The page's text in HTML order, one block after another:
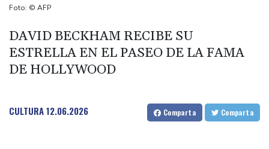
De la Espriella asume en Colombia como aliado de Trump en
Francia aconseja aislamiento a los contactos del francoargentino
positivo en hantavirus
La policía española desarticula una red criminal especializada en
Cinco personas detenidas tras actos de violencia contra
Foto: © AFP
DAVID BECKHAM RECIBE SU
ESTRELLA EN EL PASEO DE LA FAMA
DE HOLLYWOOD
CULTURA12.06.2026 Comparta Comparta